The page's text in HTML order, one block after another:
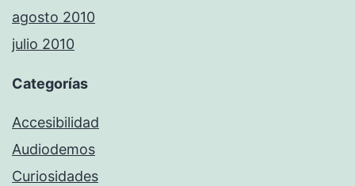
agosto 2010
julio 2010
Categorías
Accesibilidad
Audiodemos
Curiosidades